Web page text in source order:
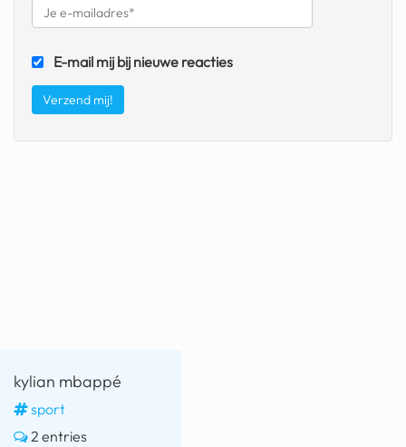
E-mail mij bij nieuwe reacties
kylian mbappé
sport
2 entries